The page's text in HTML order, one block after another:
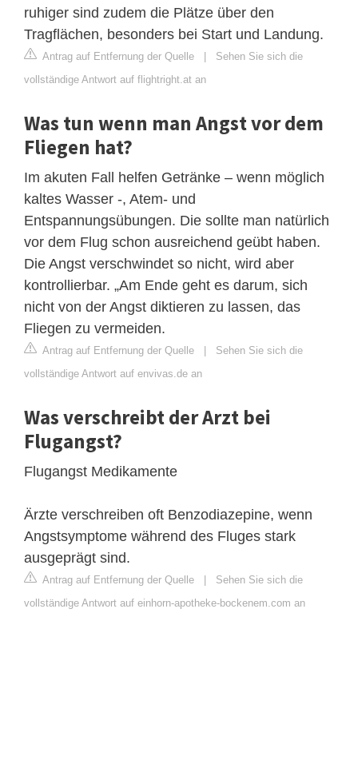
ruhiger sind zudem die Plätze über den
Tragflächen, besonders bei Start und Landung.
Antrag auf Entfernung der Quelle | Sehen Sie sich die
vollständige Antwort auf flightright.at an
Was tun wenn man Angst vor dem
Fliegen hat?
Im akuten Fall helfen Getränke – wenn möglich
kaltes Wasser -, Atem- und
Entspannungsübungen. Die sollte man natürlich
vor dem Flug schon ausreichend geübt haben.
Die Angst verschwindet so nicht, wird aber
kontrollierbar. „Am Ende geht es darum, sich
nicht von der Angst diktieren zu lassen, das
Fliegen zu vermeiden.
Antrag auf Entfernung der Quelle | Sehen Sie sich die
vollständige Antwort auf envivas.de an
Was verschreibt der Arzt bei
Flugangst?
Flugangst Medikamente
Ärzte verschreiben oft Benzodiazepine, wenn
Angstsymptome während des Fluges stark
ausgeprägt sind.
Antrag auf Entfernung der Quelle | Sehen Sie sich die
vollständige Antwort auf einhorn-apotheke-bockenem.com an